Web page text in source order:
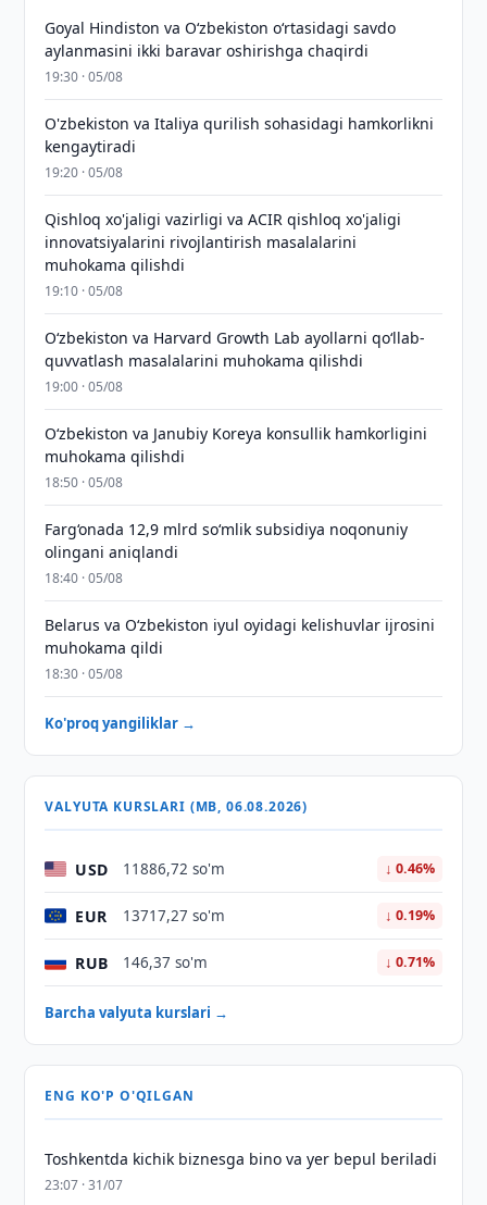
Goyal Hindiston va Oʻzbekiston oʻrtasidagi savdo
aylanmasini ikki baravar oshirishga chaqirdi
19:30 · 05/08
O'zbekiston va Italiya qurilish sohasidagi hamkorlikni
kengaytiradi
19:20 · 05/08
Qishloq xo'jaligi vazirligi va ACIR qishloq xo'jaligi
innovatsiyalarini rivojlantirish masalalarini
muhokama qilishdi
19:10 · 05/08
Oʻzbekiston va Harvard Growth Lab ayollarni qoʻllab-
quvvatlash masalalarini muhokama qilishdi
19:00 · 05/08
Oʻzbekiston va Janubiy Koreya konsullik hamkorligini
muhokama qilishdi
18:50 · 05/08
Farg‘onada 12,9 mlrd so‘mlik subsidiya noqonuniy
olingani aniqlandi
18:40 · 05/08
Belarus va O‘zbekiston iyul oyidagi kelishuvlar ijrosini
muhokama qildi
18:30 · 05/08
Ko'proq yangiliklar →
VALYUTA KURSLARI (MB, 06.08.2026)
USD 11886,72 so'm ↓ 0.46%
EUR 13717,27 so'm ↓ 0.19%
RUB 146,37 so'm ↓ 0.71%
Barcha valyuta kurslari →
ENG KO'P O'QILGAN
Toshkentda kichik biznesga bino va yer bepul beriladi
23:07 · 31/07